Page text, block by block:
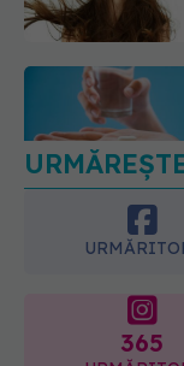
ARTICOLE